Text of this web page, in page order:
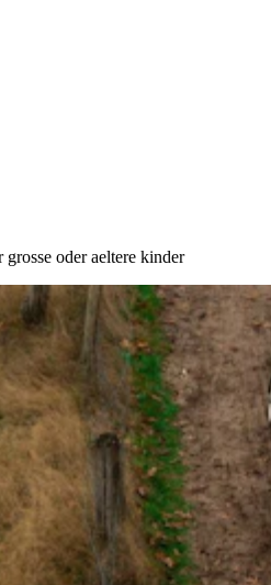
grosse oder aeltere kinder